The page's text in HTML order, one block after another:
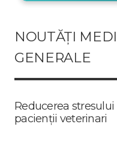
NOUTĂȚI
GENERALE
Reducerea
pacienții veterinari